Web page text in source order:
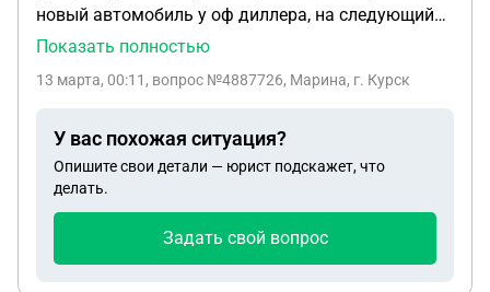
новый автомобиль у оф диллера, на следующий
день приехал на ремонт, вытека жидкость в
редуктора заднего привода, типа сделаем. Но
ни до. Ремонт занял сутки, сказали сняли деталь
с другого авто и ездить так, потом когда с завода
придет деталь на мой авто поменяют деталь
бумаг, заказ нарядов нет, я ничего не
Показать полностью
13 марта, 00:11 , вопрос №4887726, Марина, г. Курск
У вас похожая ситуация?
Опишите свои детали — юрист подскажет, что
делать.
Задать свой вопрос